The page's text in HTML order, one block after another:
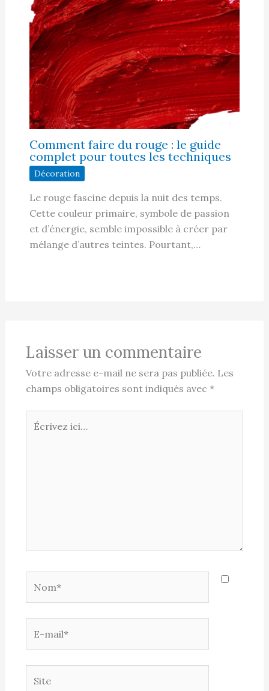
Comment faire du rouge : le guide
complet pour toutes les techniques
Décoration
Le rouge fascine depuis la nuit des temps.
Cette couleur primaire, symbole de passion
et d’énergie, semble impossible à créer par
mélange d’autres teintes. Pourtant,…
Laisser un commentaire
Votre adresse e-mail ne sera pas publiée. Les
champs obligatoires sont indiqués avec *
ici…
mail*